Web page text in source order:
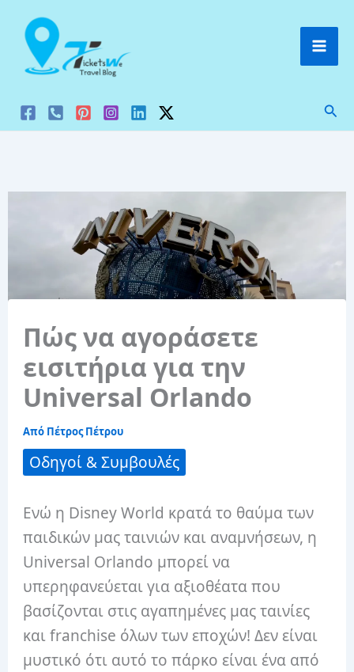
στο
περιεχόμενο
Πώς να αγοράσετε
εισιτήρια για την
Universal Orlando
Από Πέτρος Πέτρου
Οδηγοί & Συμβουλές
Ενώ η Disney World κρατά το θαύμα των
παιδικών μας ταινιών και αναμνήσεων, η
Universal Orlando μπορεί να
υπερηφανεύεται για αξιοθέατα που
βασίζονται στις αγαπημένες μας ταινίες
και franchise όλων των εποχών! Δεν είναι
μυστικό ότι αυτό το πάρκο είναι ένα από